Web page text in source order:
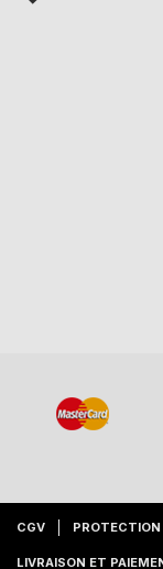
CGV PROTECTION
LIVRAISON ET